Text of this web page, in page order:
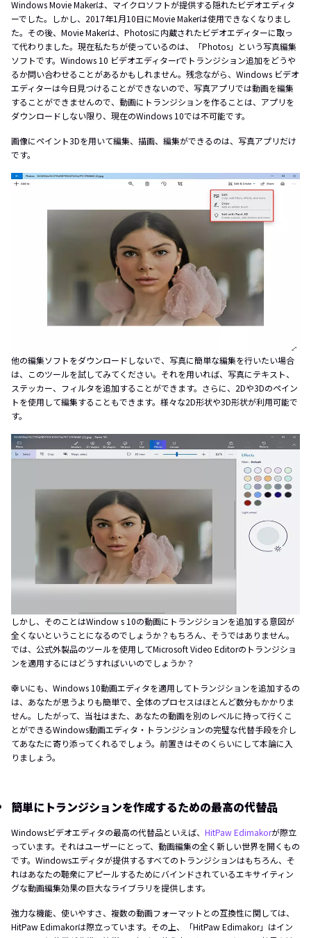
Windows Movie Makerは、マイクロソフトが提供する隠れたビデオエディタ
ーでした。しかし、2017年1月10日にMovie Makerは使用できなくなりまし
た。その後、Movie Makerは、Photosに内蔵されたビデオエディターに取っ
て代わりました。現在私たちが使っているのは、「Photos」という写真編集
ソフトです。Windows 10 ビデオエディターrでトランジション追加をどうや
るか問い合わせることがあるかもしれません。残念ながら、Windows ビデオ
エディターは今日見つけることができないので、写真アプリでは動画を編集
することができませんので、動画にトランジションを作ることは、アプリを
ダウンロードしない限り、現在のWindows 10では不可能です。
画像にペイント3Dを用いて編集、描画、編集ができるのは、写真アプリだけ
です。
他の編集ソフトをダウンロードしないで、写真に簡単な編集を行いたい場合
は、このツールを試してみてください。それを用いれば、写真にテキスト、
ステッカー、フィルタを追加することができます。さらに、2Dや3Dのペイン
トを使用して編集することもできます。様々な2D形状や3D形状が利用可能で
す。
しかし、そのことはWindow s 10の動画にトランジションを追加する意図が
全くないということになるのでしょうか？もちろん、そうではありません。
では、公式外製品のツールを使用してMicrosoft Video Editorのトランジショ
ンを適用するにはどうすればいいのでしょうか？
幸いにも、Windows 10動画エディタを適用してトランジションを追加するの
は、あなたが思うよりも簡単で、全体のプロセスはほとんど数分もかかりま
せん。したがって、当社はまた、あなたの動画を別のレベルに持って行くこ
とができるWindows動画エディタ・トランジションの完璧な代替手段を介し
てあなたに寄り添ってくれるでしょう。前置きはそのくらいにして本論に入
りましょう。
簡単にトランジションを作成するための最高の代替品
Windowsビデオエディタの最高の代替品といえば、 HitPaw Edimakorが際立
っています。それはユーザーにとって、動画編集の全く新しい世界を開くもの
です。Windowsエディタが提供するすべてのトランジションはもちろん、そ
れはあなたの聴衆にアピールするためにバインドされているエキサイティン
グな動画編集効果の巨大なライブラリを提供します。
強力な機能、使いやすさ、複数の動画フォーマットとの互換性に関しては、
HitPaw Edimakorは際立っています。その上、「HitPaw Edimakor」はイン